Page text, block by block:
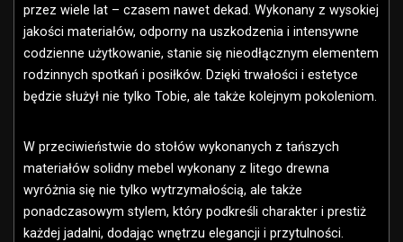
przez wiele lat – czasem nawet dekad. Wykonany z wysokiej
jakości materiałów, odporny na uszkodzenia i intensywne
codzienne użytkowanie, stanie się nieodłącznym elementem
rodzinnych spotkań i posiłków. Dzięki trwałości i estetyce
będzie służył nie tylko Tobie, ale także kolejnym pokoleniom.
W przeciwieństwie do stołów wykonanych z tańszych
materiałów solidny mebel wykonany z litego drewna
wyróżnia się nie tylko wytrzymałością, ale także
ponadczasowym stylem, który podkreśli charakter i prestiż
każdej jadalni, dodając wnętrzu elegancji i przytulności.